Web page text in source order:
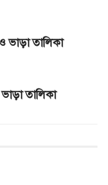
ভাড়া তালিকা
তালিকা